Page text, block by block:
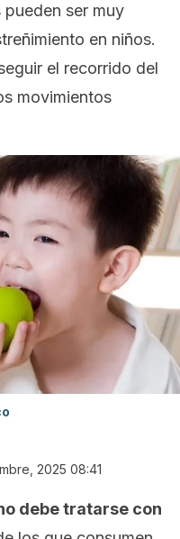
pueden ser muy
en niños.
el recorrido del
movimientos
2025 08:41
debe tratarse con